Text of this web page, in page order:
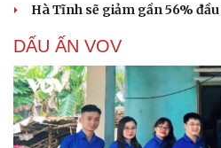
Cải chính
Hà Tĩnh sẽ giảm gần 56%
DẤU ẤN VOV